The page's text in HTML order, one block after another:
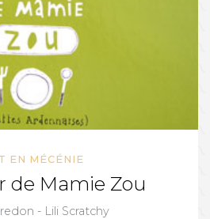
EN MÉCÉNIE
de Mamie Zou
- Lili Scratchy